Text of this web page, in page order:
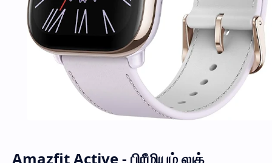
Amazfit Active - பிரீமியம் லுக்